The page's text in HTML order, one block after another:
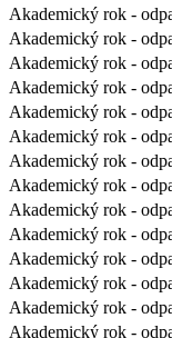
Akademický rok -
Akademický rok -
Akademický rok -
Akademický rok -
Akademický rok -
Akademický rok -
Akademický rok -
Akademický rok -
Akademický rok -
Akademický rok -
Akademický rok -
Akademický rok -
Akademický rok -
Akademický rok -